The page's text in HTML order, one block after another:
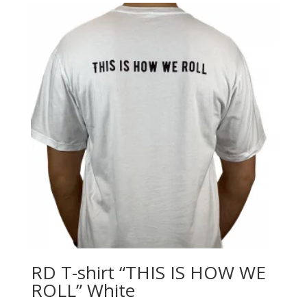
RD T-shirt “THIS IS HOW WE
ROLL” White